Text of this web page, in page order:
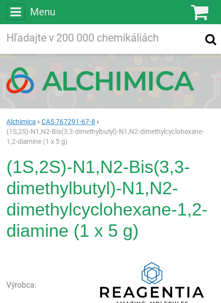
Menu
Vyhľadávanie
Alchimica
CAS 767291-67-8
(1S,2S)-N1,N2-Bis(3,3-dimethylbutyl)-N1,N2-dimethylcyclohexane-
1,2-diamine (1 x 5 g)
(1S,2S)-N1,N2-Bis(3,3-
dimethylbutyl)-N1,N2-
dimethylcyclohexane-1,2-
diamine (1 x 5 g)
Výrobca: